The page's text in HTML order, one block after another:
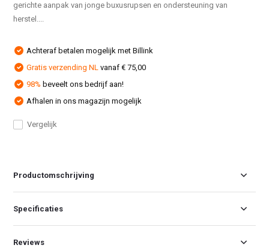
gerichte aanpak van jonge buxusrupsen en ondersteuning van
herstel....
Achteraf betalen mogelijk met Billink
Gratis verzending NL vanaf € 75,00
98% beveelt ons bedrijf aan!
Afhalen in ons magazijn mogelijk
Vergelijk
Productomschrijving
Specificaties
Reviews